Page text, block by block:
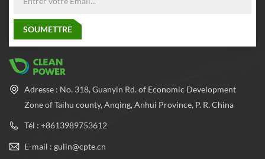
Adresse : No. 318, Guanyin Rd. of Economic Development
Zone of Taihu county, Anqing, Anhui Province, P. R. China
Tél : +8613989753612
E-mail : gulin@cpte.cn